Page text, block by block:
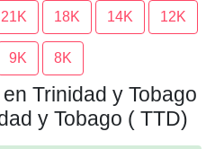
21K 18K 14K 12K
9K 8K
Trinidad y Tobago
y Tobago ( TTD)